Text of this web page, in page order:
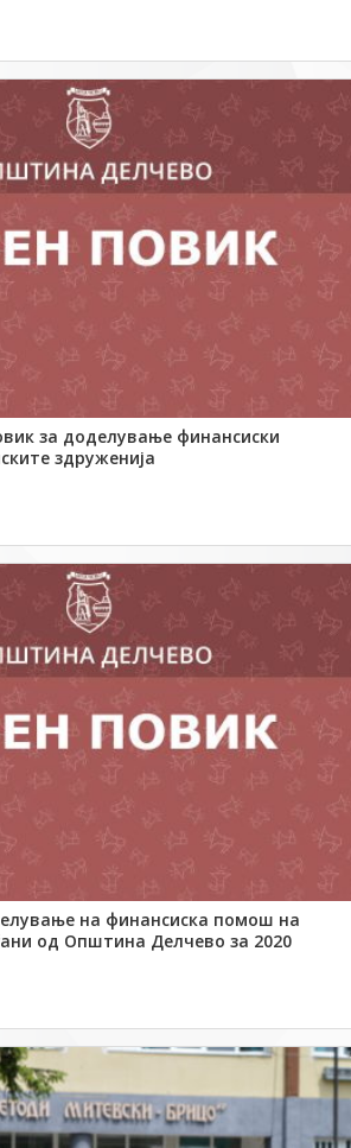
за доделување финансиски
здруженија
на финансиска помош на
од Општина Делчево за 2020